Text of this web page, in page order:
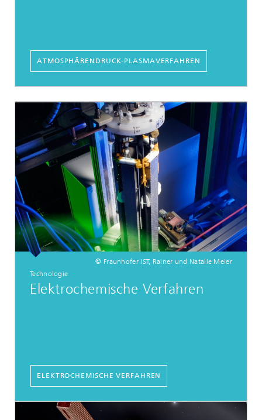
ATMOSPHÄRENDRUCK-PLASMAVERFAHREN
© Fraunhofer IST, Rainer und Natalie Meier
Technologie
Elektrochemische Verfahren
ELEKTROCHEMISCHE VERFAHREN